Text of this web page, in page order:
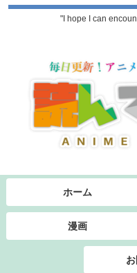
"I hope I can
ホーム
漫画